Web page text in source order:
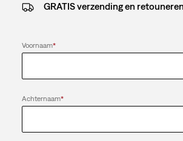
GRATIS verzending en retouneren
Voornaam*
Achternaam*